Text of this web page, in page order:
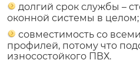
долгий срок службы –
оконной системы в целом;
совместимость со
профилей, потому что
износостойкого ПВХ.